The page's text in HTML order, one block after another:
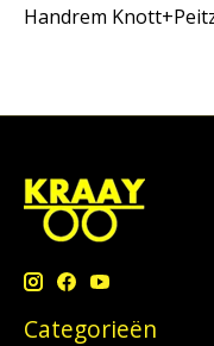
Handrem
Categorieën